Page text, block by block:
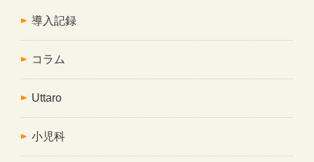
導入記録
コラム
Uttaro
小児科